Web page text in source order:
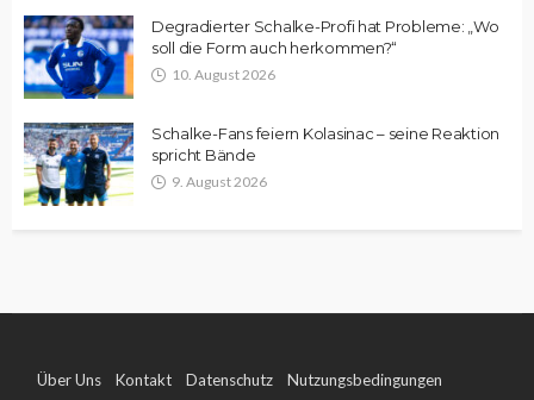
Degradierter Schalke-Profi hat Probleme: „Wo
soll die Form auch herkommen?“
10. August 2026
Schalke-Fans feiern Kolasinac – seine Reaktion
spricht Bände
9. August 2026
Über Uns Kontakt Datenschutz Nutzungsbedingungen